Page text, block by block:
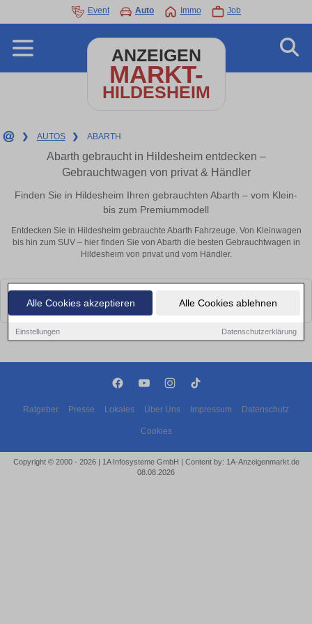
Alle Cookies akzeptieren Alle Cookies ablehnen
Einstellungen Datenschutzerklärung
Event Auto Immo Job
ANZEIGEN
MARKT-
HILDESHEIM
❯ AUTOS ❯ ABARTH
Abarth gebraucht in Hildesheim entdecken –
Gebrauchtwagen von privat & Händler
Finden Sie in Hildesheim Ihren gebrauchten Abarth – vom Klein-
bis zum Premiummodell
Entdecken Sie in Hildesheim gebrauchte Abarth Fahrzeuge. Von Kleinwagen
bis hin zum SUV – hier finden Sie von Abarth die besten Gebrauchtwagen in
Hildesheim von privat und vom Händler.
Leider konnten wir derzeit keine passenden Autos finden. Schauen Sie
bald wieder vorbei!
Ratgeber Presse Lokales Über Uns Impressum Datenschutz
Cookies
Copyright © 2000 - 2026 | 1A Infosysteme GmbH | Content by: 1A-Anzeigenmarkt.de
08.08.2026